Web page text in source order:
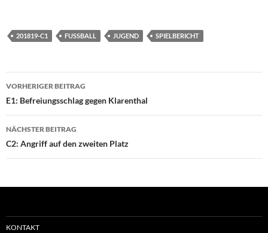
201819-C1 FUSSBALL JUGEND SPIELBERICHT
Beitragsnavigation
VORHERIGER BEITRAG
E1: Befreiungsschlag gegen Klarenthal
NÄCHSTER BEITRAG
C2: Angriff auf den zweiten Platz
KONTAKT